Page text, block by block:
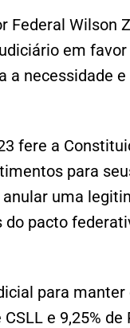
Wilson
em
a necessidade
fere a
para
uma
pacto
para
e 9,25% de